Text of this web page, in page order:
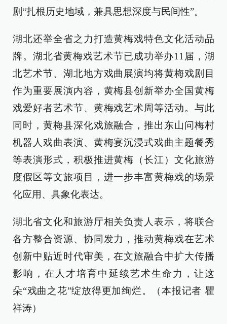
剧“扎根历史地域，兼具思想深度与民间性”。
湖北还举全省之力打造黄梅戏特色文化活动品
牌。湖北省黄梅戏艺术节已成功举办11届，湖
北艺术节、湖北地方戏曲展演均将黄梅戏剧目
作为重要展演内容，黄梅县创新举办全国黄梅
戏爱好者艺术节、黄梅戏艺术周等活动。与此
同时，黄梅县深化戏旅融合，推出东山问梅村
机器人戏曲表演、黄梅宴沉浸式戏曲主题餐秀
等表演形式，积极推进黄梅（长江）文化旅游
度假区等文旅项目，进一步丰富黄梅戏的场景
化应用、具象化表达。
湖北省文化和旅游厅相关负责人表示，将联合
各方整合资源、协同发力，推动黄梅戏在艺术
创新中贴近时代审美，在文旅融合中扩大传播
影响，在人才培育中延续艺术生命力，让这
朵“戏曲之花”绽放得更加绚烂。（本报记者 瞿
祥涛）